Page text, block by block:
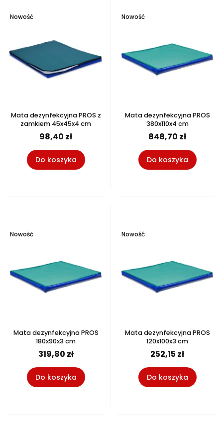
Nowość
Mata dezynfekcyjna PROS z
zamkiem 45x45x4 cm
98,40 zł
Do koszyka
Nowość
Mata dezynfekcyjna PROS
380x110x4 cm
848,70 zł
Do koszyka
Nowość
Mata dezynfekcyjna PROS
180x90x3 cm
319,80 zł
Do koszyka
Nowość
Mata dezynfekcyjna PROS
120x100x3 cm
252,15 zł
Do koszyka